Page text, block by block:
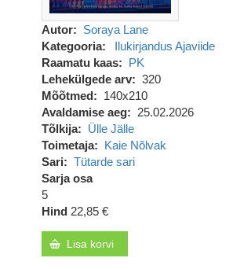
Autor
Soraya Lane
Kategooria
Ilukirjandus Ajaviide
Raamatu kaas
PK
Lehekülgede arv
320
Mõõtmed
140x210
Avaldamise aeg
25.02.2026
Tõlkija
Ülle Jälle
Toimetaja
Kaie Nõlvak
Sari
Tütarde sari
Sarja osa
5
Hind 22,85 €
Lisa korvi